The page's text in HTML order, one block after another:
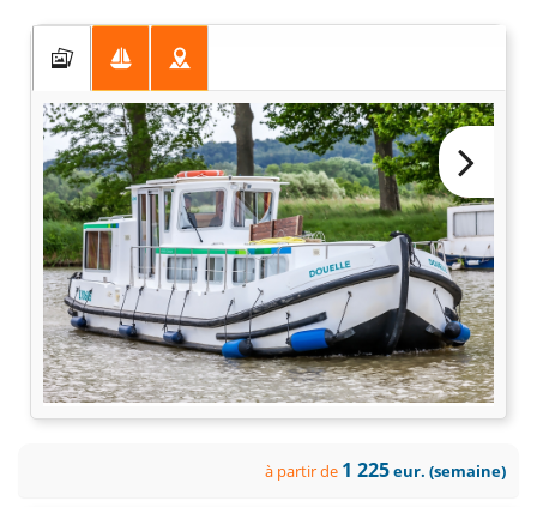
à partir de 1 225eur. (semaine)